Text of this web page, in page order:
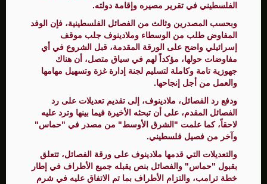
الفلسطيني في تقرير مصيره وإقامة دولته.
وبحسب المصدرين وثالث من الفصائل الفلسطينية، فإن الوفد
المفاوض طلب من الوسطاء وملادينوف جلب موقف
إسرائيلي واضح على الورقة المقدمة، قبل الشروع في أي
مفاوضات حولها، مؤكداً لهم في سياق متصل، أن هناك
جهوزية تامة وكاملة لتسليم لجنة إدارة غزة وتسهيل مهامها
والعمل من أجل إنجاحها.
ودفع رد الفصائل، ملادينوف، إلى تقديم تعديلات على رد
الفصائل المقدم، على أن تبحثه الأخيرة فيما بينها وترد عليه
لاحقاً، كما علمت "الشرق الأوسط" من مصدر في "حماس"
وآخر من فصيل فلسطيني.
والتعديلات التي قدمها ملادينوف على ورقة الفصائل، تتعلق
بقبول "حماس" والفصائل بنص يقبله جميع الأطراف في إطار
خطة ترامب، والتزام الأطراف بما تم الاتفاق عليه في شرم